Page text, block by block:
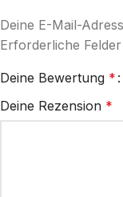
Deine E-Mail-
Erforderliche
Deine Bewertung *
Deine Rezension *